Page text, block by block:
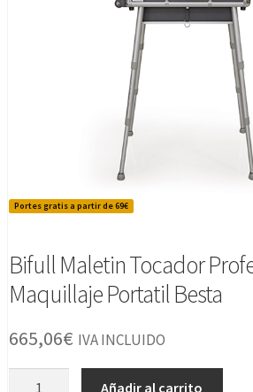
Portes gratis a partir de 69€
Bifull Maletin Tocador
Maquillaje Portatil Besta
665,06€ IVA INCLUIDO
Añadir al carrito